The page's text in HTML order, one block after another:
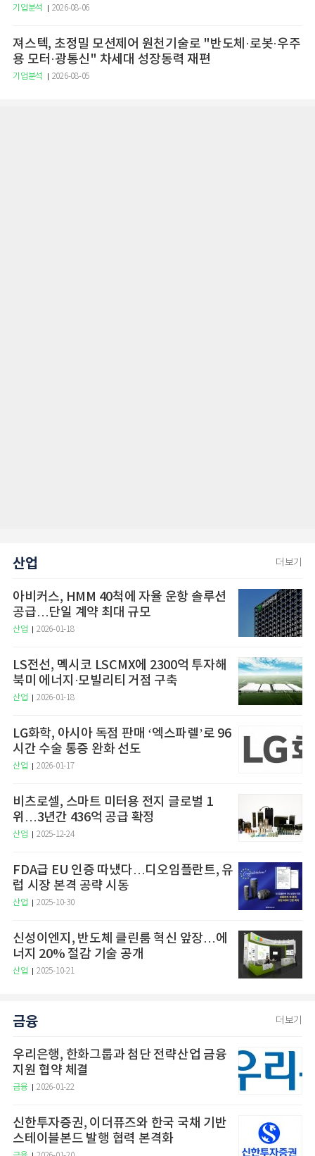
기업분석 2026-08-06
져스텍, 초정밀 모션제어 원천기술로 "반도체·로봇·우주
용 모터·광통신" 차세대 성장동력 재편
기업분석 2026-08-05
산업 더보기
아비커스, HMM 40척에 자율 운항 솔루션
공급…단일 계약 최대 규모
산업 2026-01-18
LS전선, 멕시코 LSCMX에 2300억 투자해
북미 에너지·모빌리티 거점 구축
산업 2026-01-18
LG화학, 아시아 독점 판매 ‘엑스파렐’로 96
시간 수술 통증 완화 선도
산업 2026-01-17
비츠로셀, 스마트 미터용 전지 글로벌 1
위…3년간 436억 공급 확정
산업 2025-12-24
FDA급 EU 인증 따냈다…디오임플란트, 유
럽 시장 본격 공략 시동
산업 2025-10-30
신성이엔지, 반도체 클린룸 혁신 앞장…에
너지 20% 절감 기술 공개
산업 2025-10-21
금융 더보기
우리은행, 한화그룹과 첨단 전략산업 금융
지원 협약 체결
금융 2026-01-22
신한투자증권, 이더퓨즈와 한국 국채 기반
스테이블본드 발행 협력 본격화